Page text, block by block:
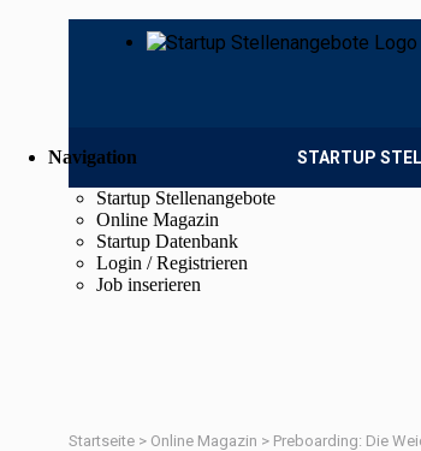
STARTUP
Navigation
Startup Stellenangebote
Online Magazin
Startup Datenbank
Login / Registrieren
Job inserieren
Startseite > Online Magazin > Preboarding: Die